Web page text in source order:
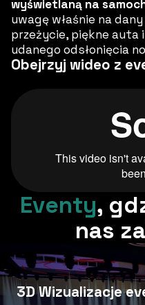
wyświetlaną na
uwagę właśnie na
przeżycie, piękne
udanego odsłonięcia
Obejrzyj wideo z
Eventy,
nas
3D Wizualizacje